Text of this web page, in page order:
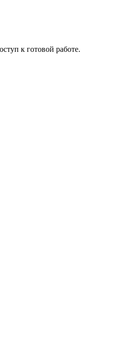
к готовой работе.